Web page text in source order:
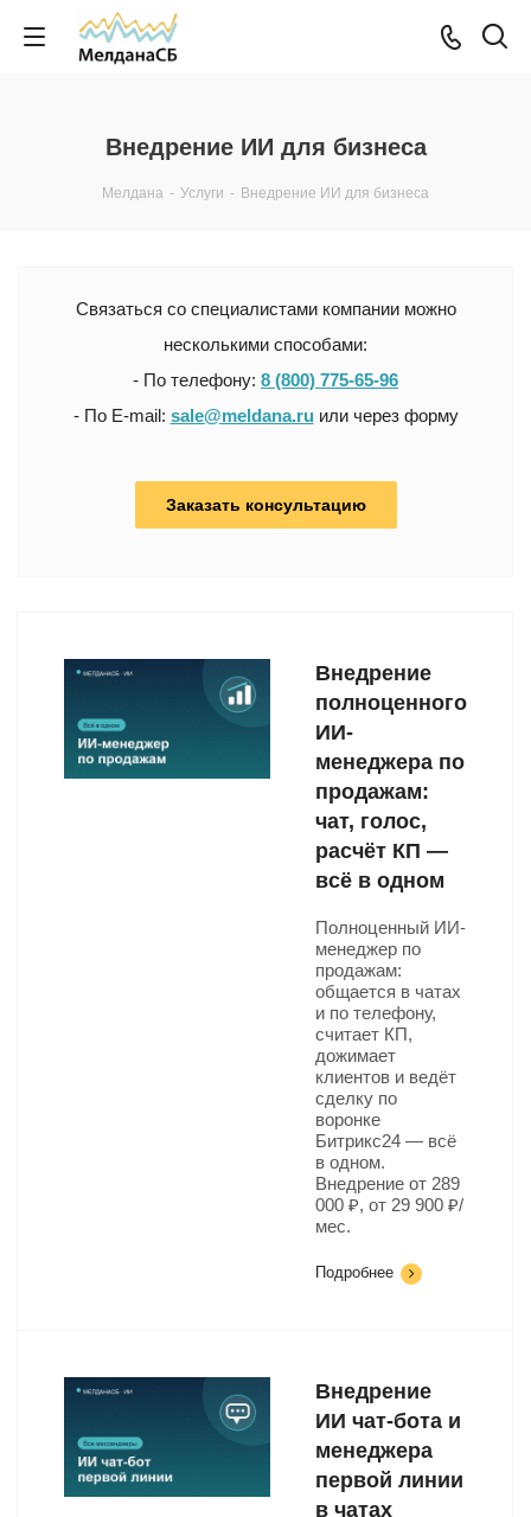
Внедрение ИИ для бизнеса
Мелдана - Услуги - Внедрение ИИ для бизнеса
Связаться со специалистами компании можно
несколькими способами:
- По телефону: 8 (800) 775-65-96
- По E-mail: sale@meldana.ruили через форму
Заказать консультацию
Внедрение
полноценного
ИИ-
менеджера по
продажам:
чат, голос,
расчёт КП —
всё в одном
Полноценный ИИ-
менеджер по
продажам:
общается в чатах
и по телефону,
считает КП,
дожимает
клиентов и ведёт
сделку по
воронке
Битрикс24 — всё
в одном.
Внедрение от 289
000 ₽, от 29 900 ₽/
мес.
Подробнее
Внедрение
ИИ чат-бота и
менеджера
первой линии
в чатах